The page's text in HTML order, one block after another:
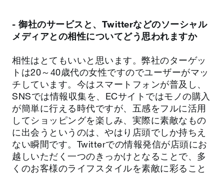
- 御社のサービスと、Twitterなどのソーシャル
メディアとの相性についてどう思われますか
相性はとてもいいと思います。弊社のターゲッ
トは20～40歳代の女性ですのでユーザーがマッ
チしています。今はスマートフォンが普及し、
SNSでは情報収集を、ECサイトではモノの購入
が簡単に行える時代ですが、五感をフルに活用
してショッピングを楽しみ、実際に素敵なもの
に出会うというのは、やはり店頭でしか持ちえ
ない瞬間です。Twitterでの情報発信が店頭にお
越しいただく一つのきっかけとなることで、多
くのお客様のライフスタイルを素敵に彩ること